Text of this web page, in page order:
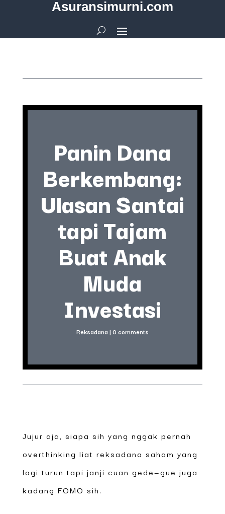
Asuransimurni.com
Panin Dana
Berkembang:
Ulasan Santai
tapi Tajam
Buat Anak
Muda
Investasi
Reksadana | 0 comments
Jujur aja, siapa sih yang nggak pernah
overthinking liat reksadana saham yang
lagi turun tapi janji cuan gede—gue juga
kadang FOMO sih.